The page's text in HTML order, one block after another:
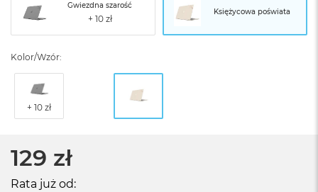
Gwiezdna szarość
Księżycowa poświata
Kolor/Wzór:
129 zł
Rata już od: